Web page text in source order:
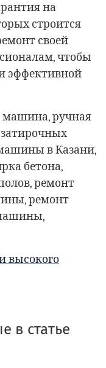
на
строится
своей
чтобы
эффективной
машина, ручная
в Казани,
бетона,
ремонт
ремонт
высокого
в статье